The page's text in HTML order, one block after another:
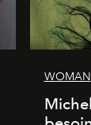
WOMAN